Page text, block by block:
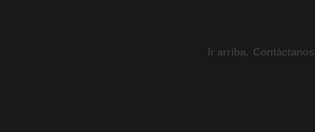
Ir arriba Contáctanos